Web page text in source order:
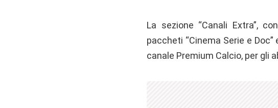
La sezione “Canali Extra”,
paccheti “Cinema Serie e
canale Premium Calcio, per gli